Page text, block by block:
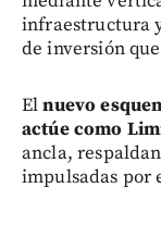
infraestructura
de inversión
Elnuevo
actúe como
ancla,
impulsadas por